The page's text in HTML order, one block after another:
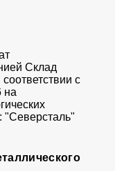
Склад
с
на
"Северсталь"